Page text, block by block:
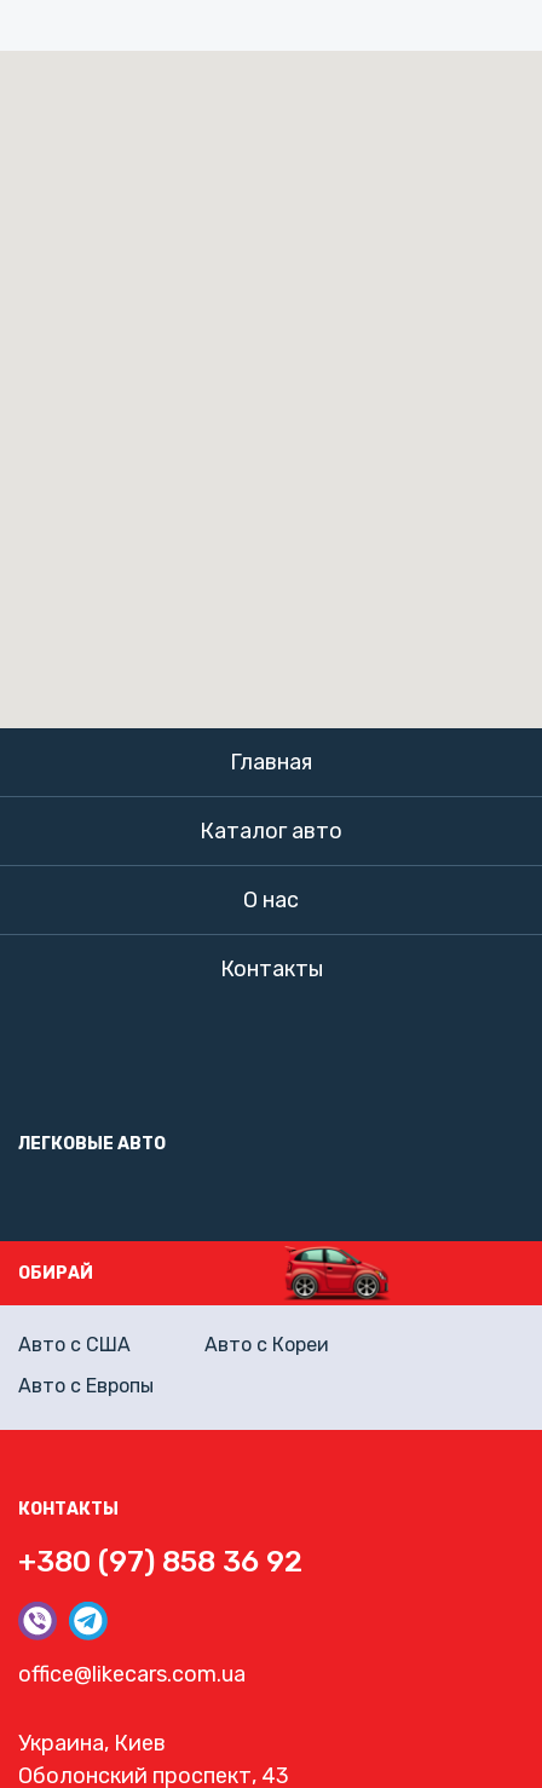
Главная
Каталог авто
О нас
Контакты
ЛЕГКОВЫЕ АВТО
КОНТАКТЫ
+380 (97) 858 36 92
office@likecars.com.ua
Украина, Киев
Оболонский проспект, 43
ОБИРАЙ
Авто с США
Авто с Кореи
Авто с Европы